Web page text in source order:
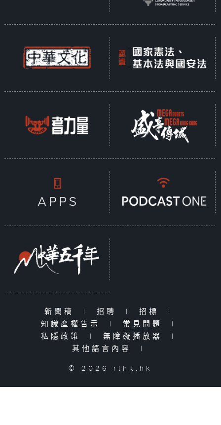
新聞稿 | 招聘 | 招標
|
知識產權告示
| 常見問題
|
私隱政策
| 無障礙播放器
|
其他語言內容
|
© 2026 rthk.hk